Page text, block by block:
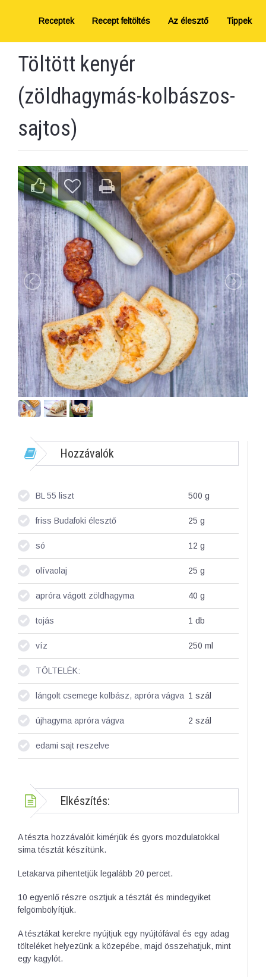
Receptek Recept feltöltés Az élesztő Tippek
Töltött kenyér
(zöldhagymás-kolbászos-
sajtos)
Hozzávalók
BL 55 liszt 500 g
friss Budafoki élesztő 25 g
só 12 g
olívaolaj 25 g
apróra vágott zöldhagyma 40 g
tojás 1 db
víz 250 ml
TÖLTELÉK:
lángolt csemege kolbász, apróra vágva 1 szál
újhagyma apróra vágva 2 szál
edami sajt reszelve
Elkészítés:
A tészta hozzávalóit kimérjük és gyors mozdulatokkal
sima tésztát készítünk.
Letakarva pihentetjük legalább 20 percet.
10 egyenlő részre osztjuk a tésztát és mindegyiket
felgömbölyítjük.
A tésztákat kerekre nyújtjuk egy nyújtófával és egy adag
tölteléket helyezünk a közepébe, majd összehatjuk, mint
egy kagylót.